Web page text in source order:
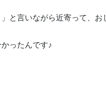
と言いながら近寄って、お
ったんです♪